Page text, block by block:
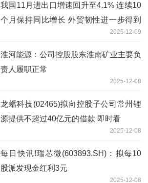
我国11月进出口增速回升至4.1% 连续10
个月保持同比增长 外贸韧性进一步得到
2025-12-09
淮河能源：公司控股股东淮南矿业主要负
责人履职正常
2025-12-08
龙蟠科技(02465)拟向控股子公司常州锂
源提供不超过40亿元的借款 即时看
2025-12-08
每日快讯!瑞芯微(603893.SH)：拟每10
股派发现金红利3元
2025-12-08